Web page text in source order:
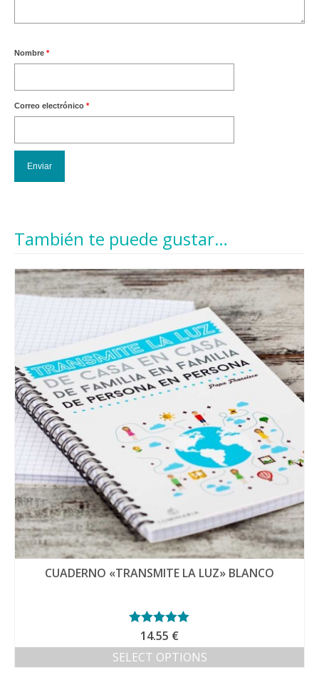
Nombre *
Correo electrónico *
También te puede gustar…
CUADERNO «TRANSMITE LA LUZ» BLANCO
Valorado con
5.00de 5
14.55 €
SELECT OPTIONS